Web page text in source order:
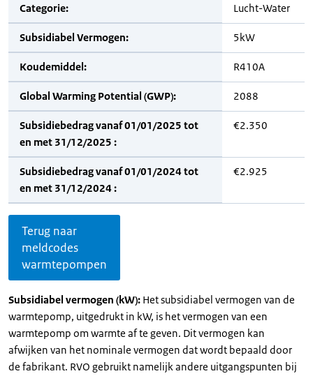
Categorie: Lucht-Water
Subsidiabel Vermogen: 5kW
Koudemiddel: R410A
Global Warming Potential (GWP): 2088
Subsidiebedrag vanaf 01/01/2025 tot
en met 31/12/2025 :
€2.350
Subsidiebedrag vanaf 01/01/2024 tot
en met 31/12/2024 :
€2.925
Terug naar
meldcodes
warmtepompen
Subsidiabel vermogen (kW): Het subsidiabel vermogen van de
warmtepomp, uitgedrukt in kW, is het vermogen van een
warmtepomp om warmte af te geven. Dit vermogen kan
afwijken van het nominale vermogen dat wordt bepaald door
de fabrikant. RVO gebruikt namelijk andere uitgangspunten bij